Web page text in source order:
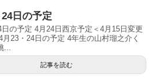
日の予定
の予定 4月24日西京予定＜4月15日変更
月23・24日の予定 4年生の山村瑠之介く
...
記事を読む